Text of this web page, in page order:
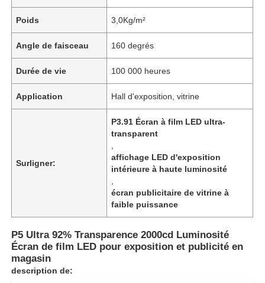
Produits
Poids 3,0Kg/m²
Angle de faisceau 160 degrés
Durée de vie 100 000 heures
Application Hall d'exposition, vitrine
Surligner:
P3.91 Écran à film LED ultra-
transparent
affichage LED d'exposition
intérieure à haute luminosité
écran publicitaire de vitrine à
faible puissance
P5 Ultra 92% Transparence 2000cd Luminosité
Écran de film LED pour exposition et publicité en
magasin
description de: